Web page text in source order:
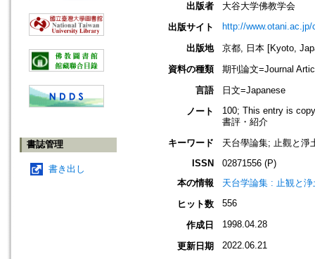
書誌管理
書き出し
出版者
大谷大学佛教学会
出版サイト
http://
出版地
京都, 日本 [Kyoto,
資料の種類
期刊論文=Journal
言語
日文=Japanese
ノート
100; This entry is
書評・紹介
キーワード
天台學論集; 止觀と淨
ISSN
02871556 (P)
本の情報
天台学論集 : 止観と浄
ヒット数
556
作成日 1998.04.28
更新日期 2022.06.21